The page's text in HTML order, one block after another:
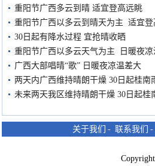
重阳节广西多云到晴 适宜登高远眺
重阳节广西以多云到晴天为主 适宜登
30日起有降水过程 宜抢晴收晒
重阳节广西以多云天气为主 日暖夜凉
广西大部唱晴“歌” 日暖夜凉温差大
两天内广西维持晴朗干燥 30日起桂南
未来两天我区维持晴朗干燥 30日起桂
关于我们 - 联系我们 -